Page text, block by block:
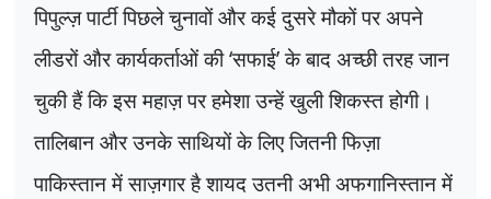
पिपुल्ज़ पार्टी पिछले चुनावों और कई दुसरे मौकों पर अपने
लीडरों और कार्यकर्ताओं की‘सफाई’के बाद अच्छी तरह जान
चुकी हैं कि इस महाज़ पर हमेशा उन्हें खुली शिकस्त होगी।
तालिबान और उनके साथियों के लिए जितनी फिज़ा
पाकिस्तान में साज़गार है शायद उतनी अभी अफगानिस्तान में